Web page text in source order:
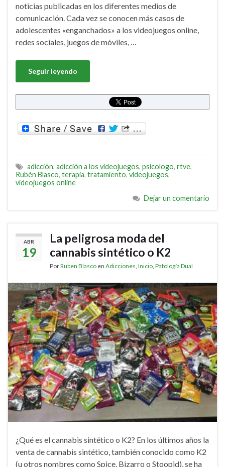
noticias publicadas en los diferentes medios de
comunicación. Cada vez se conocen más casos de
adolescentes «enganchados» a los videojuegos online,
redes sociales, juegos de móviles, …
Seguir leyendo
adicción, adicción a los videojuegos, psicologo, rtve,
Rubén Blasco, terapia, tratamiento, videojuegos,
videojuegos online
Dejar un comentario
ABR
19
La peligrosa moda del
cannabis sintético o K2
PorRuben Blasco en Adicciones Inicio Patología Dual
¿Qué es el cannabis sintético o K2? En los últimos años la
venta de cannabis sintético, también conocido como K2
(u otros nombres como Spice, Bizarro o Stoopid), se ha